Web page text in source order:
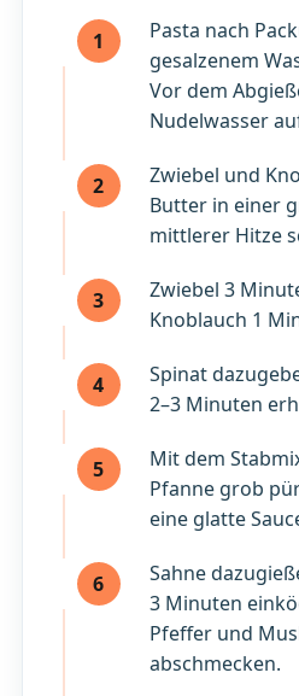
1
Pasta nach
gesalzenem
Vor dem
Nudelwasser
2
Zwiebel und
Butter in einer
mittlerer Hitze
3
Zwiebel 3
Knoblauch 1
4
Spinat
2–3 Minuten
5
Mit dem
Pfanne grob
eine glatte
6
Sahne
3 Minuten
Pfeffer und
abschmecken.